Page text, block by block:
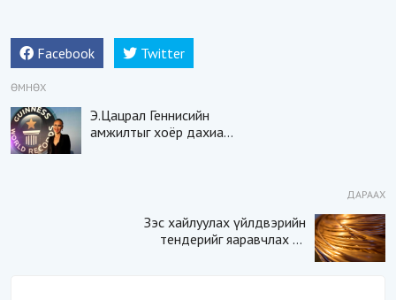
Facebook Twitter
ӨМНӨХ
Э.Цацрал Геннисийн
амжилтыг хоёр дахиа
ДАРААХ
Зэс хайлуулах үйлдвэрийн
тендерийг яаравчлах нь